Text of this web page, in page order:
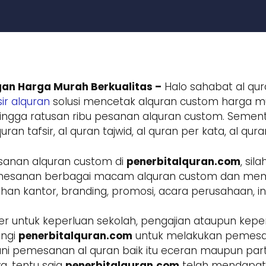
Harga Murah Berkualitas – Halo sahabat al
alquran solusi mencetak alquran custom harga
ratusan ribu pesanan alquran custom.
tafsir, al quran tajwid, al quran per kata, al
alquran custom di penerbitalquran.com,
berbagai macam alquran custom dan
kantor, branding, promosi, acara perusahaan,
untuk keperluan sekolah, pengajian ataupun
penerbitalquran.com untuk melakukan
pemesanan al quran baik itu eceran maupun